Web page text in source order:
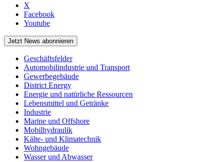
X
Facebook
Youtube
Jetzt News abonnieren
Geschäftsfelder
Automobilindustrie und Transport
Gewerbegebäude
District Energy
Energie und natürliche Ressourcen
Lebensmittel und Getränke
Industrie
Marine und Offshore
Mobilhydraulik
Kälte- und Klimatechnik
Wohngebäude
Wasser und Abwasser